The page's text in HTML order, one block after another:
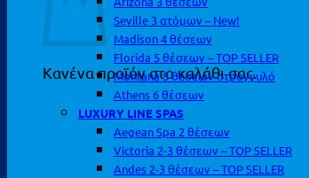
Κανένα προϊόν στο καλάθι σας.
Seville 3 ατόμων – New!
Madison 4 θέσεων
Florida 5 θέσεων – TOP SELLER
Montana 5 θέσεων στρογγυλό
Athens 6 θέσεων
LUXURY LINE SPAS
Aegean Spa 2 θέσεων
Victoria 2-3 θέσεων – TOP SELLER
Andes 2-3 θέσεων – TOP SELLER